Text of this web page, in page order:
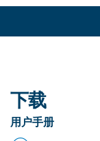
下载
用户手册